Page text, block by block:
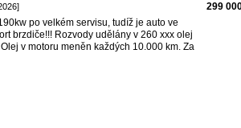
po velkém servisu, tudíž je auto ve
brzdiče!!! Rozvody udělány v 260 xxx olej
v motoru meněn každých 10.000 km. Za
299